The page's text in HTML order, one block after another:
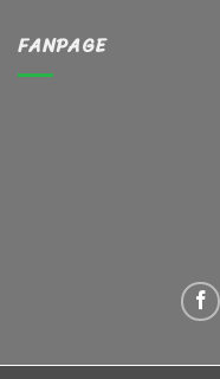
FANPAGE